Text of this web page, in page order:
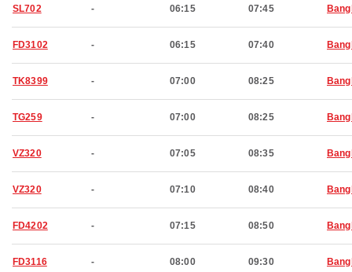
SL702 - 06:15 07:45
FD3102 - 06:15 07:40
TK8399 - 07:00 08:25
TG259 - 07:00 08:25
VZ320 - 07:05 08:35
VZ320 - 07:10 08:40
FD4202 - 07:15 08:50
FD3116 - 08:00 09:30